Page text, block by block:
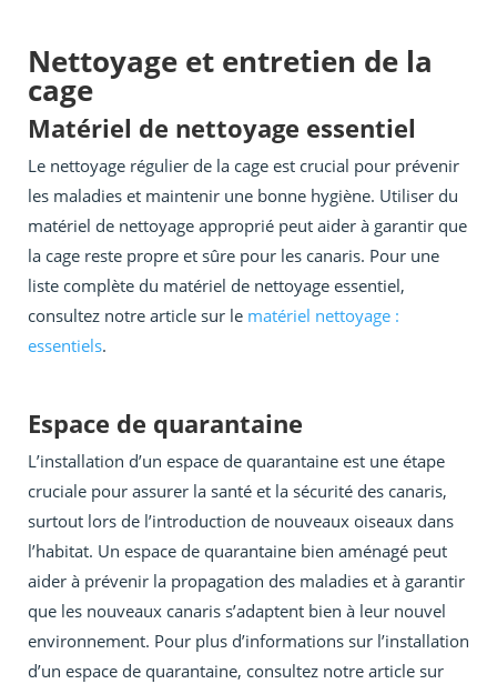
Nettoyage et entretien de la
cage
Matériel de nettoyage essentiel
Le nettoyage régulier de la cage est crucial pour prévenir
les maladies et maintenir une bonne hygiène. Utiliser du
matériel de nettoyage approprié peut aider à garantir que
la cage reste propre et sûre pour les canaris. Pour une
liste complète du matériel de nettoyage essentiel,
consultez notre article sur le matériel nettoyage :
essentiels.
Espace de quarantaine
L’installation d’un espace de quarantaine est une étape
cruciale pour assurer la santé et la sécurité des canaris,
surtout lors de l’introduction de nouveaux oiseaux dans
l’habitat. Un espace de quarantaine bien aménagé peut
aider à prévenir la propagation des maladies et à garantir
que les nouveaux canaris s’adaptent bien à leur nouvel
environnement. Pour plus d’informations sur l’installation
d’un espace de quarantaine, consultez notre article sur